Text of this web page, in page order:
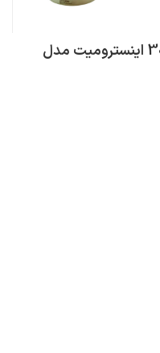
دیافراگم فلنجی 1 اینچ کلاس 300 اینسترومیت مدل